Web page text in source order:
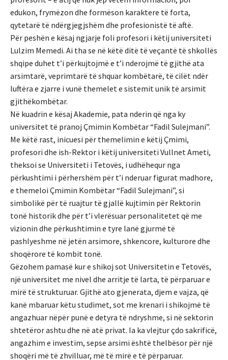
edukon, frymëzon dhe formëson karaktere të forta,
qytetarë të ndërgjegjshëm dhe profesionistë të aftë.
Për peshën e kësaj ngjarje foli profesori i këtij universiteti
Lulzim Memedi. Ai tha se në këtë ditë të veçantë të shkollës
shqipe duhet t’i përkujtojmë e t’i nderojmë të gjithë ata
arsimtarë, veprimtarë të shquar kombëtarë, të cilët ndër
luftëra e zjarre i vunë themelet e sistemit unik të arsimit
gjithëkombëtar.
Në kuadrin e kësaj Akademie, pata nderin që nga ky
universitet të pranoj Çmimin Kombëtar “Fadil Sulejmani”.
Me këtë rast, inicuesi për themelimin e këtij Çmimi,
profesori dhe ish-Rektor i këtij universiteti Vullnet Ameti,
theksoi se Universiteti i Tetovës, i udhëhequr nga
përkushtimi i përhershëm për t’i nderuar figurat madhore,
e themeloi Çmimin Kombëtar “Fadil Sulejmani”, si
simbolikë për të ruajtur të gjallë kujtimin për Rektorin
tonë historik dhe për t’i vlerësuar personalitetet që me
vizionin dhe përkushtimin e tyre lanë gjurmë të
pashlyeshme në jetën arsimore, shkencore, kulturore dhe
shoqërore të kombit tonë.
Gëzohem pamasë kur e shikoj sot Universitetin e Tetovës,
një universitet me nivel dhe arritje të larta, të përparuar e
mirë të strukturuar. Gjithë ato gjenerata, djem e vajza, që
kanë mbaruar këtu studimet, sot me krenari i shikojmë të
angazhuar nëpër punë e detyra të ndryshme, si në sektorin
shtetëror ashtu dhe në atë privat. Ia ka vlejtur çdo sakrificë,
angazhim e investim, sepse arsimi është thelbësor për një
shoqëri më të zhvilluar, më të mirë e të përparuar.